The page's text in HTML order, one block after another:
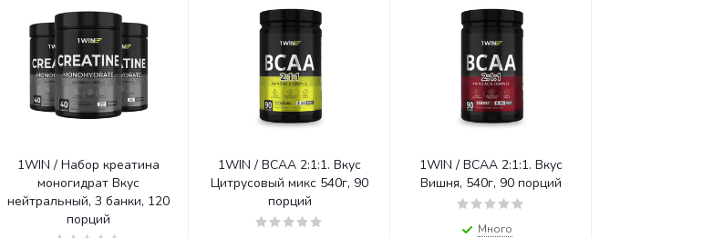
1WIN / Набор креатина
моногидрат Вкус
нейтральный, 3 банки, 120
порций
1WIN / BCAA 2:1:1. Вкус
Цитрусовый микс 540г, 90
порций
1WIN / BCAA 2:1:1. Вкус
Вишня, 540г, 90 порций
Много